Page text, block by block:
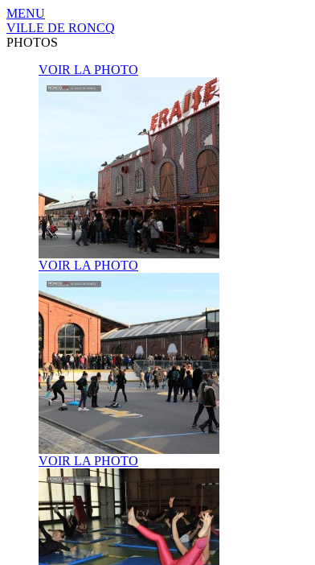
MENU
VILLE DE RONCQ
PHOTOS
VOIR LA PHOTO
VOIR LA PHOTO
VOIR LA PHOTO